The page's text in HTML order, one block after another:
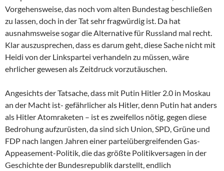
Vorgehensweise, das noch vom alten Bundestag beschließen
zu lassen, doch in der Tat sehr fragwürdig ist. Da hat
ausnahmsweise sogar die Alternative für Russland mal recht.
Klar auszusprechen, dass es darum geht, diese Sache nicht mit
Heidi von der Linkspartei verhandeln zu müssen, wäre
ehrlicher gewesen als Zeitdruck vorzutäuschen.
Angesichts der Tatsache, dass mit Putin Hitler 2.0 in Moskau
an der Macht ist- gefährlicher als Hitler, denn Putin hat anders
als Hitler Atomraketen – ist es zweifellos nötig, gegen diese
Bedrohung aufzurüsten, da sind sich Union, SPD, Grüne und
FDP nach langen Jahren einer parteiübergreifenden Gas-
Appeasement-Politik, die das größte Politikversagen in der
Geschichte der Bundesrepublik darstellt, endlich